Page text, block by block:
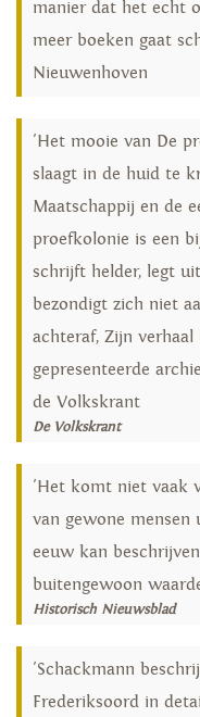
manier dat het echt
meer boeken gaat
Nieuwenhoven
'Het mooie van De
slaagt in de huid te
Maatschappij en de
proefkolonie is een
schrijft helder, legt
bezondigt zich niet
achteraf, Zijn
gepresenteerde
de Volkskrant
De Volkskrant
'Het komt niet vaak
van gewone
eeuw kan
buitengewoon
Historisch Nieuwsblad
'Schackmann
Frederiksoord in